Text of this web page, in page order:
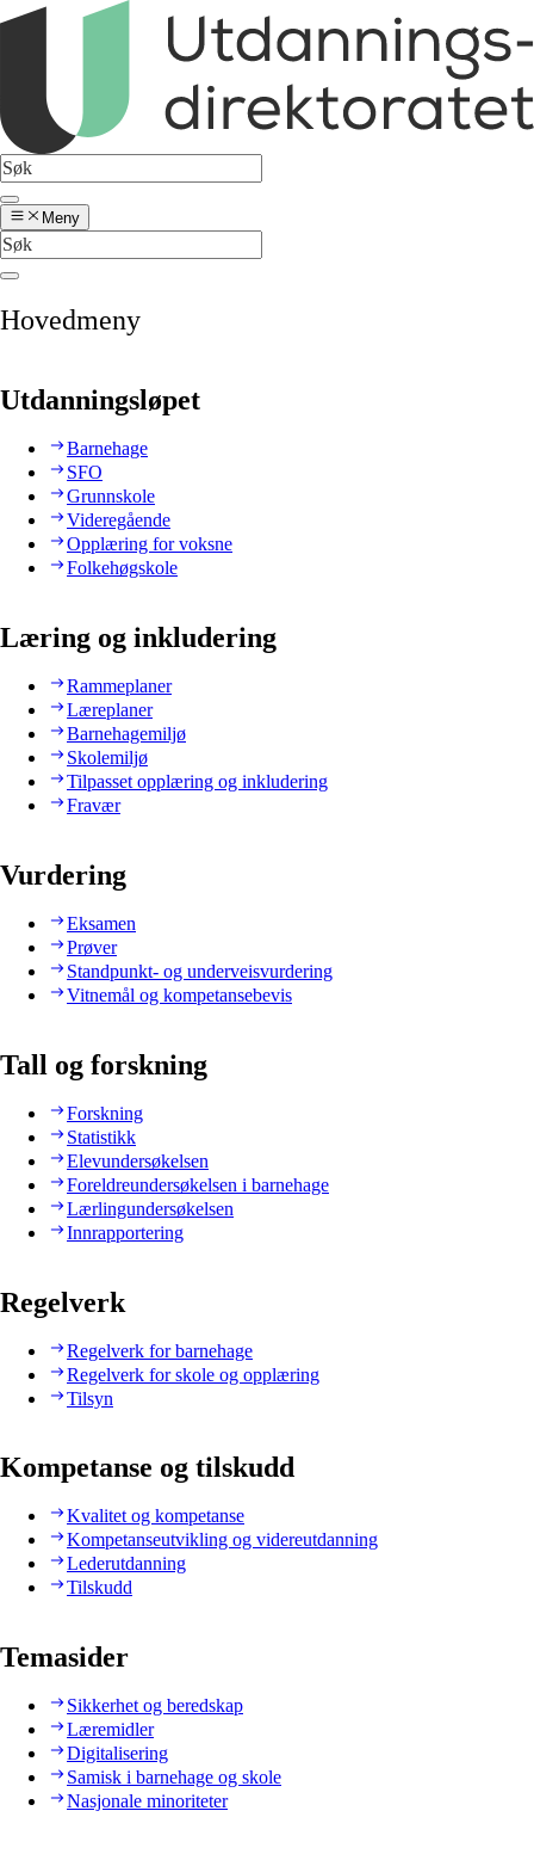
Meny
Hovedmeny
Utdanningsløpet
Barnehage
SFO
Grunnskole
Videregående
Opplæring for voksne
Folkehøgskole
Læring og inkludering
Rammeplaner
Læreplaner
Barnehagemiljø
Skolemiljø
Tilpasset opplæring og inkludering
Fravær
Vurdering
Eksamen
Prøver
Standpunkt- og underveisvurdering
Vitnemål og kompetansebevis
Tall og forskning
Forskning
Statistikk
Elevundersøkelsen
Foreldreundersøkelsen i barnehage
Lærlingundersøkelsen
Innrapportering
Regelverk
Regelverk for barnehage
Regelverk for skole og opplæring
Tilsyn
Kompetanse og tilskudd
Kvalitet og kompetanse
Kompetanseutvikling og videreutdanning
Lederutdanning
Tilskudd
Temasider
Sikkerhet og beredskap
Læremidler
Digitalisering
Samisk i barnehage og skole
Nasjonale minoriteter